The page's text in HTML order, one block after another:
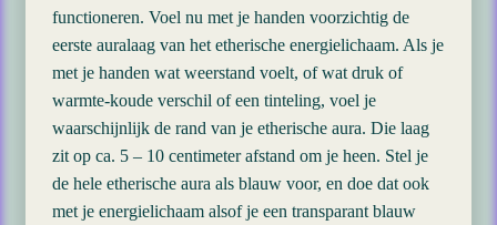
functioneren. Voel nu met je handen voorzichtig de
eerste auralaag van het etherische energielichaam. Als je
met je handen wat weerstand voelt, of wat druk of
warmte-koude verschil of een tinteling, voel je
waarschijnlijk de rand van je etherische aura. Die laag
zit op ca. 5 – 10 centimeter afstand om je heen. Stel je
de hele etherische aura als blauw voor, en doe dat ook
met je energielichaam alsof je een transparant blauw